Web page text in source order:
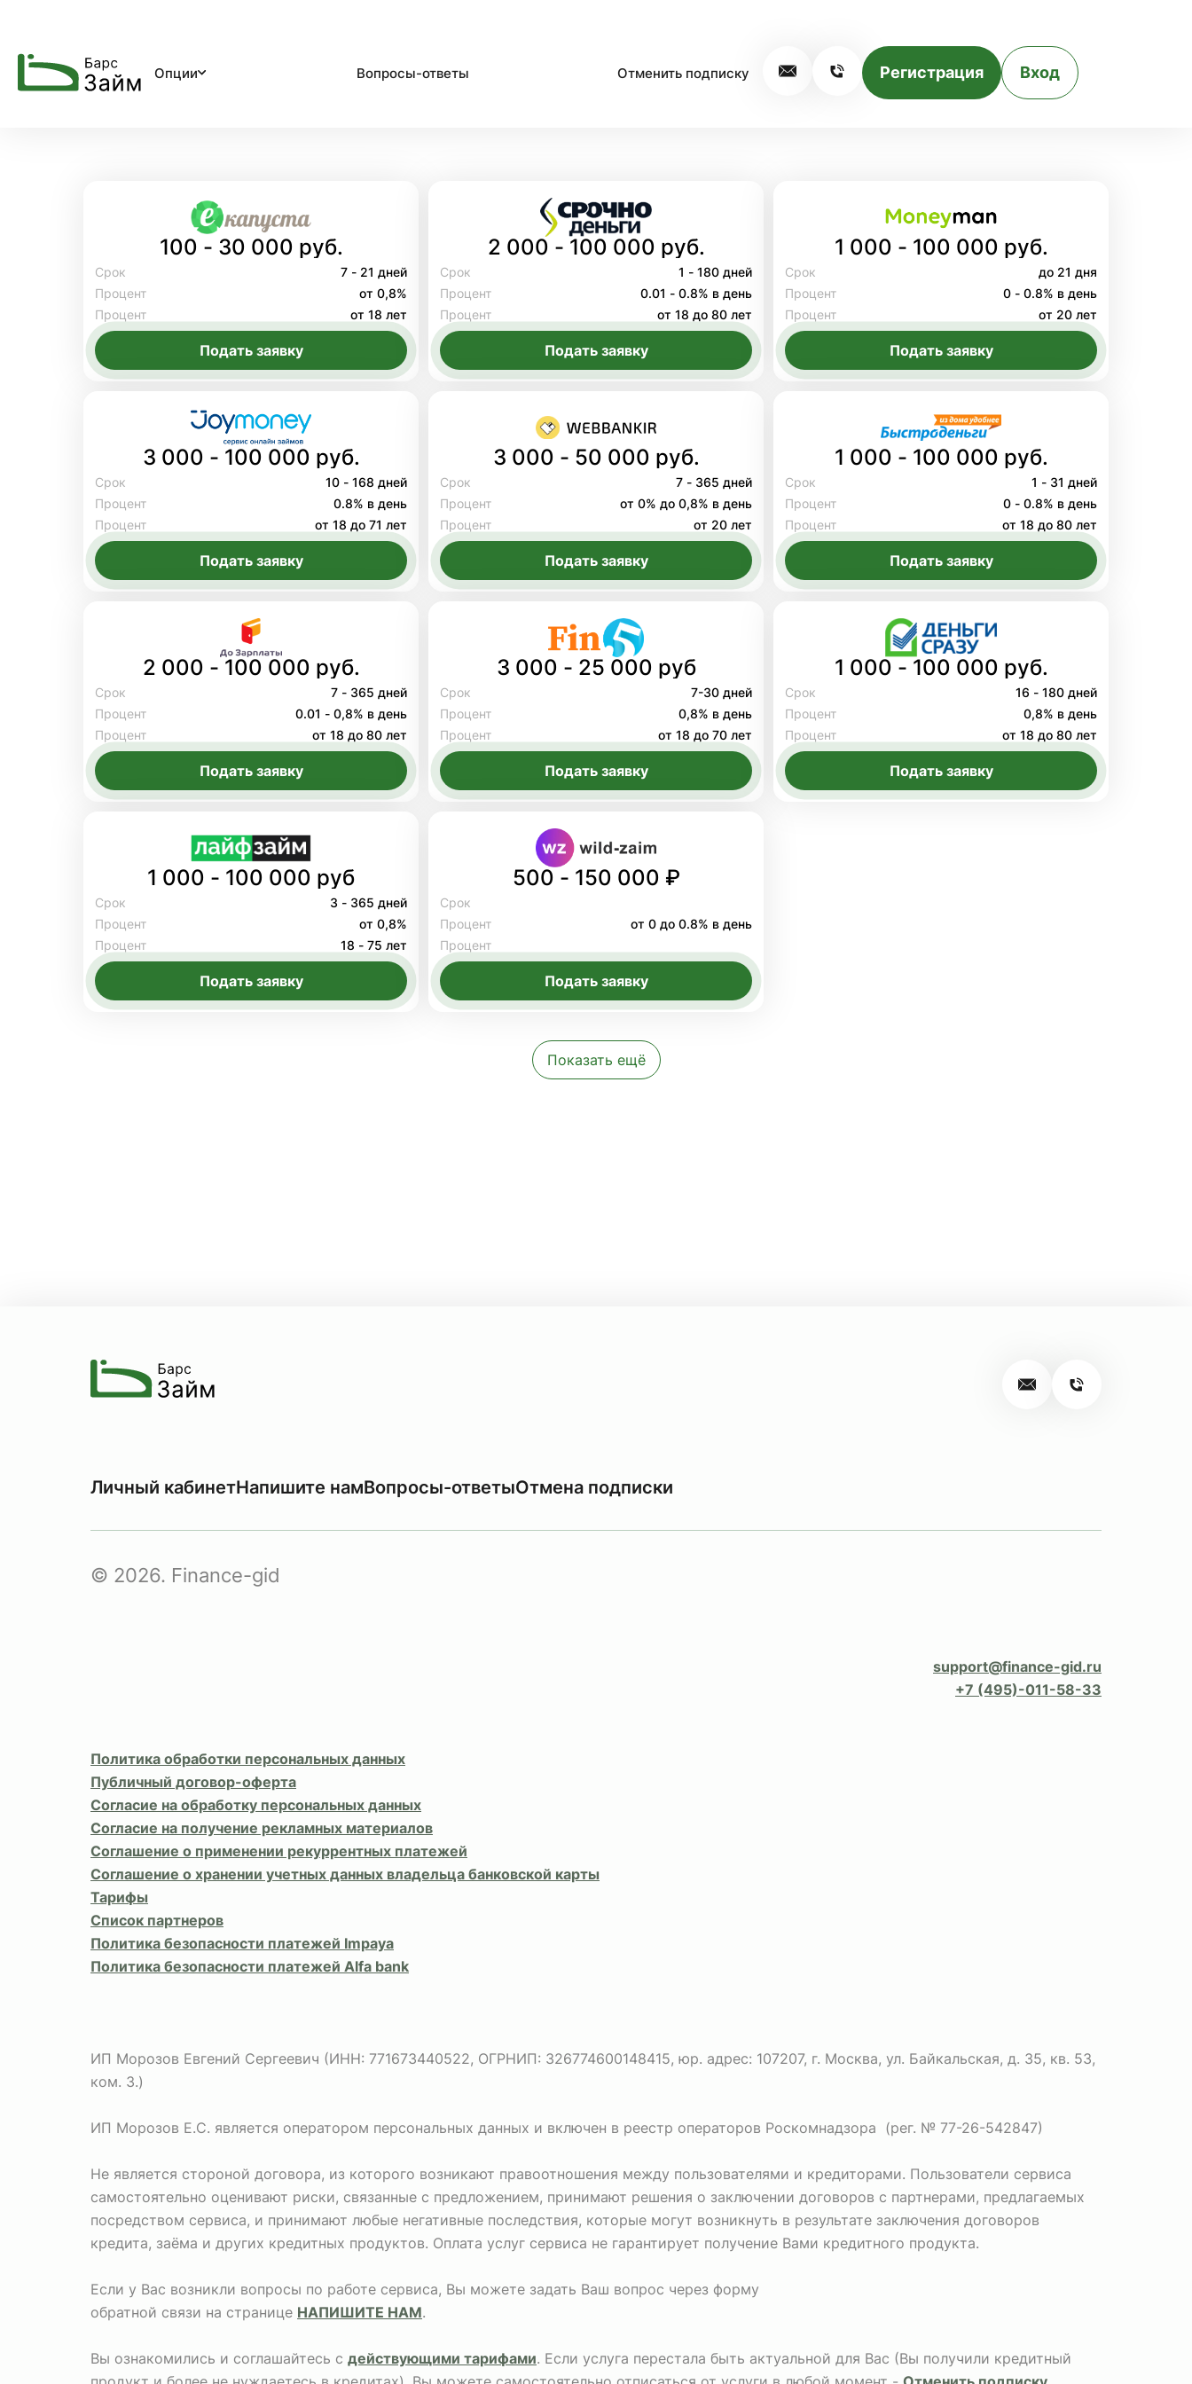
Опции Вопросы-ответы Отменить подписку Регистрация Вход
100 - 30 000 руб.
Срок
7 - 21 дней
Процент
от 0,8%
Процент
от 18 лет
Подать заявку
2 000 - 100 000 руб.
Срок
1 - 180 дней
Процент
0.01 - 0.8% в день
Процент
от 18 до 80 лет
Подать заявку
1 000 - 100 000 руб.
Срок
до 21 дня
Процент
0 - 0.8% в день
Процент
от 20 лет
Подать заявку
3 000 - 100 000 руб.
Срок
10 - 168 дней
Процент
0.8% в день
Процент
от 18 до 71 лет
Подать заявку
3 000 - 50 000 руб.
Срок
7 - 365 дней
Процент
от 0% до 0,8% в день
Процент
от 20 лет
Подать заявку
1 000 - 100 000 руб.
Срок
1 - 31 дней
Процент
0 - 0.8% в день
Процент
от 18 до 80 лет
Подать заявку
2 000 - 100 000 руб.
Срок
7 - 365 дней
Процент
0.01 - 0,8% в день
Процент
от 18 до 80 лет
Подать заявку
3 000 - 25 000 руб
Срок
7-30 дней
Процент
0,8% в день
Процент
от 18 до 70 лет
Подать заявку
1 000 - 100 000 руб.
Срок
16 - 180 дней
Процент
0,8% в день
Процент
от 18 до 80 лет
Подать заявку
1 000 - 100 000 руб
Срок
3 - 365 дней
Процент
от 0,8%
Процент
18 - 75 лет
Подать заявку
500 - 150 000 ₽
Срок
Процент
от 0 до 0.8% в день
Процент
Подать заявку
Показать ещё
Личный кабинетНапишите намВопросы-ответыОтмена подписки
© 2026. Finance-gid
support@finance-gid.ru
+7 (495)-011-58-33
Политика обработки персональных данных
Публичный договор-оферта
Согласие на обработку персональных данных
Согласие на получение рекламных материалов
Соглашение о применении рекуррентных платежей
Соглашение о хранении учетных данных владельца банковской карты
Тарифы
Список партнеров
Политика безопасности платежей Impaya
Политика безопасности платежей Alfa bank
ИП Морозов Евгений Сергеевич (ИНН: 771673440522, ОГРНИП: 326774600148415, юр. адрес: 107207, г. Москва, ул. Байкальская, д. 35, кв. 53,
ком. 3.)
ИП Морозов Е.С. является оператором персональных данных и включен в реестр операторов Роскомнадзора (рег. № 77-26-542847)
Не является стороной договора, из которого возникают правоотношения между пользователями и кредиторами. Пользователи сервиса
самостоятельно оценивают риски, связанные с предложением, принимают решения о заключении договоров с партнерами, предлагаемых
посредством сервиса, и принимают любые негативные последствия, которые могут возникнуть в результате заключения договоров
кредита, заёма и других кредитных продуктов. Оплата услуг сервиса не гарантирует получение Вами кредитного продукта.
Если у Вас возникли вопросы по работе сервиса, Вы можете задать Ваш вопрос через форму
обратной связи на странице НАПИШИТЕ НАМ.
Вы ознакомились и соглашайтесь с действующими тарифами. Если услуга перестала быть актуальной для Вас (Вы получили кредитный